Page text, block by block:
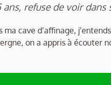
refuse de voir dans
cave d’affinage,
on a appris à écouter